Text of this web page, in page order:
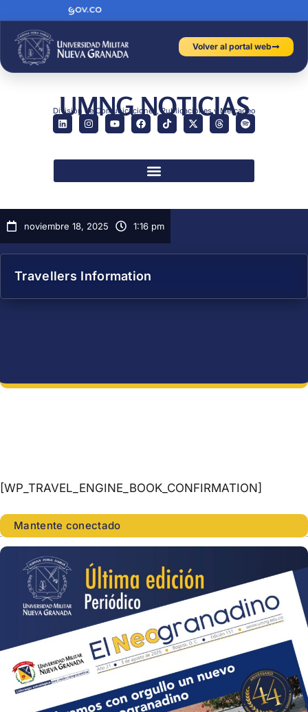
Volver al portal web
UMNG NOTICIAS
División de Comunicaciones, Publicaciones y Mercadeo
noviembre 18, 2025 1:16 pm
Travellers Information
[WP_TRAVEL_ENGINE_BOOK_CONFIRMATION]
Mantente conectado